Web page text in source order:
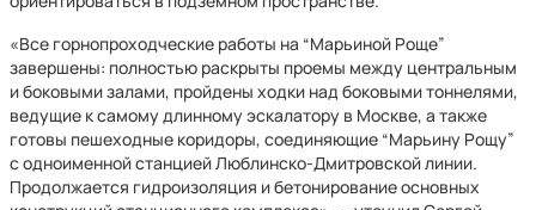
«Все горнопроходческие работы на “Марьиной Роще”
завершены: полностью раскрыты проемы между центральным
и боковыми залами, пройдены ходки над боковыми тоннелями,
ведущие к самому длинному эскалатору в Москве, а также
готовы пешеходные коридоры, соединяющие “Марьину Рощу”
с одноименной станцией Люблинско-Дмитровской линии.
Продолжается гидроизоляция и бетонирование основных